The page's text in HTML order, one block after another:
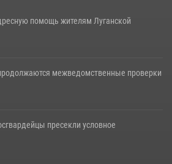
помощь жителям Луганской
межведомственные проверки
пресекли условное